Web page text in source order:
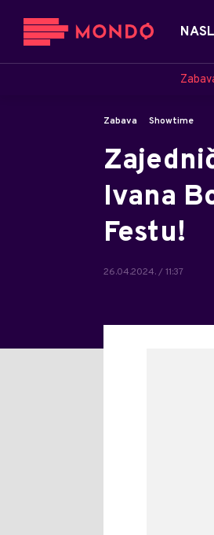
Zabava Showtime
Ivana
Festu!
26.04.2024. / 11:37